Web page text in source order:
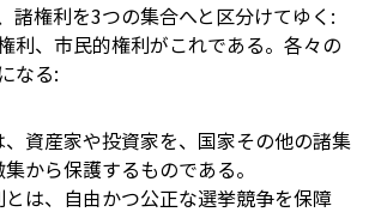
諸権利を3つの集合へと区分けてゆく:
利、市民的権利がこれである。各々の
なる:
資産家や投資家を、国家その他の諸集
から保護するものである。
は、自由かつ公正な選挙競争を保障